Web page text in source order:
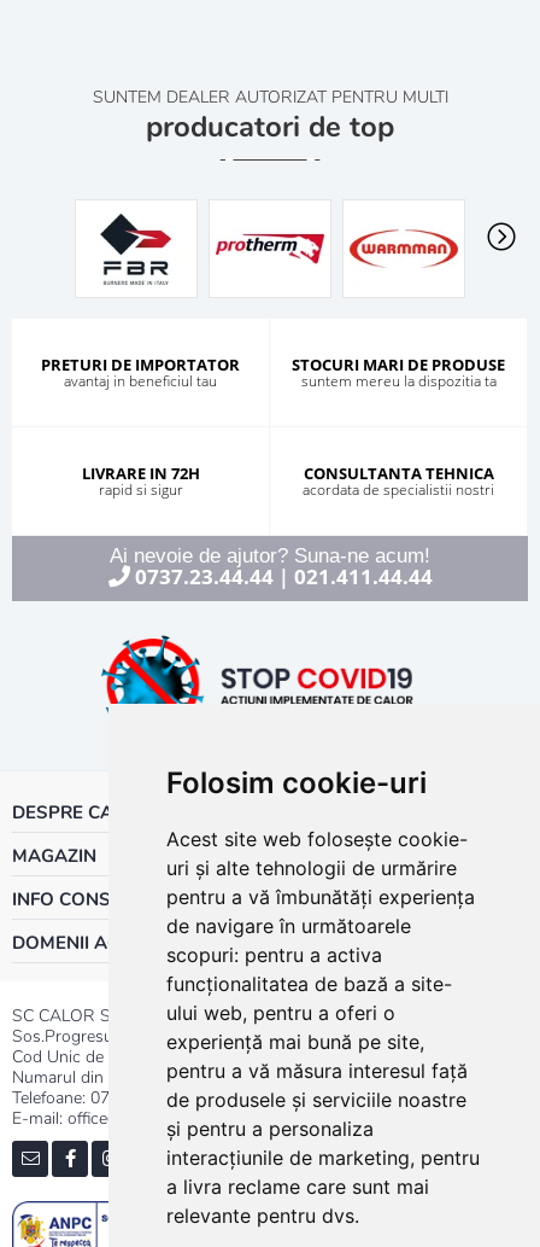
Folosim cookie-uri
Acest site web folosește cookie-
uri și alte tehnologii de urmărire
pentru a vă îmbunătăți experiența
de navigare în următoarele
scopuri: pentru a activa
funcționalitatea de bază a site-
ului web, pentru a oferi o
experiență mai bună pe site,
pentru a vă măsura interesul față
de produsele și serviciile noastre
și pentru a personaliza
interacțiunile de marketing, pentru
a livra reclame care sunt mai
relevante pentru dvs.
SUNTEM DEALER AUTORIZAT PENTRU MULTI
producatori de top
PRETURI DE IMPORTATOR
avantaj in beneficiul tau
STOCURI MARI DE PRODUSE
suntem mereu la dispozitia ta
LIVRARE IN 72H
rapid si sigur
CONSULTANTA TEHNICA
acordata de specialistii nostri
Ai nevoie de ajutor? Suna-ne acum!
0737.23.44.44| 021.411.44.44
DESPRE CALOR
MAGAZIN
INFO CONSUMATOR
DOMENII ACTIVITATE
SC CALOR SRL
Sos.Progresului nr.30-40, Sector 5, Bucuresti
Cod Unic de Inregistrare: RO 3004724
Numarul din Registrul Comertului:J40/13176/1991
Telefoane: 0737.23.44.44|021.411.44.44
E-mail: office@calor.ro